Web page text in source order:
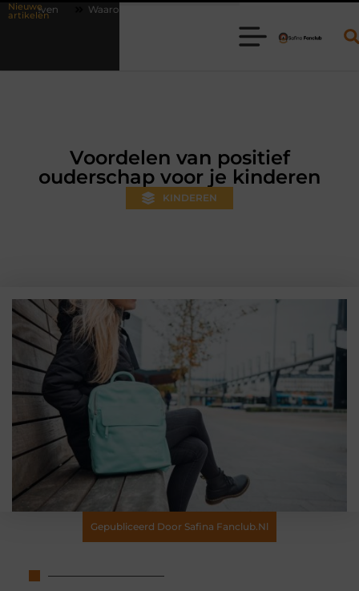
Nieuwe
artikelen
online vlees bestellen steeds gewoner wordt
Voordelen van positief
ouderschap voor je kinderen
KINDEREN
Gepubliceerd Door Safina Fanclub.nl